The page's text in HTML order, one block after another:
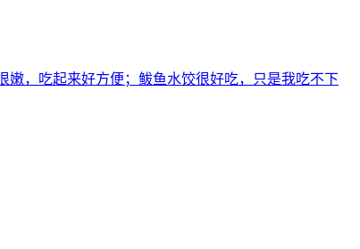
，吃起来好方便；鲅鱼水饺很好吃，只是我吃不下